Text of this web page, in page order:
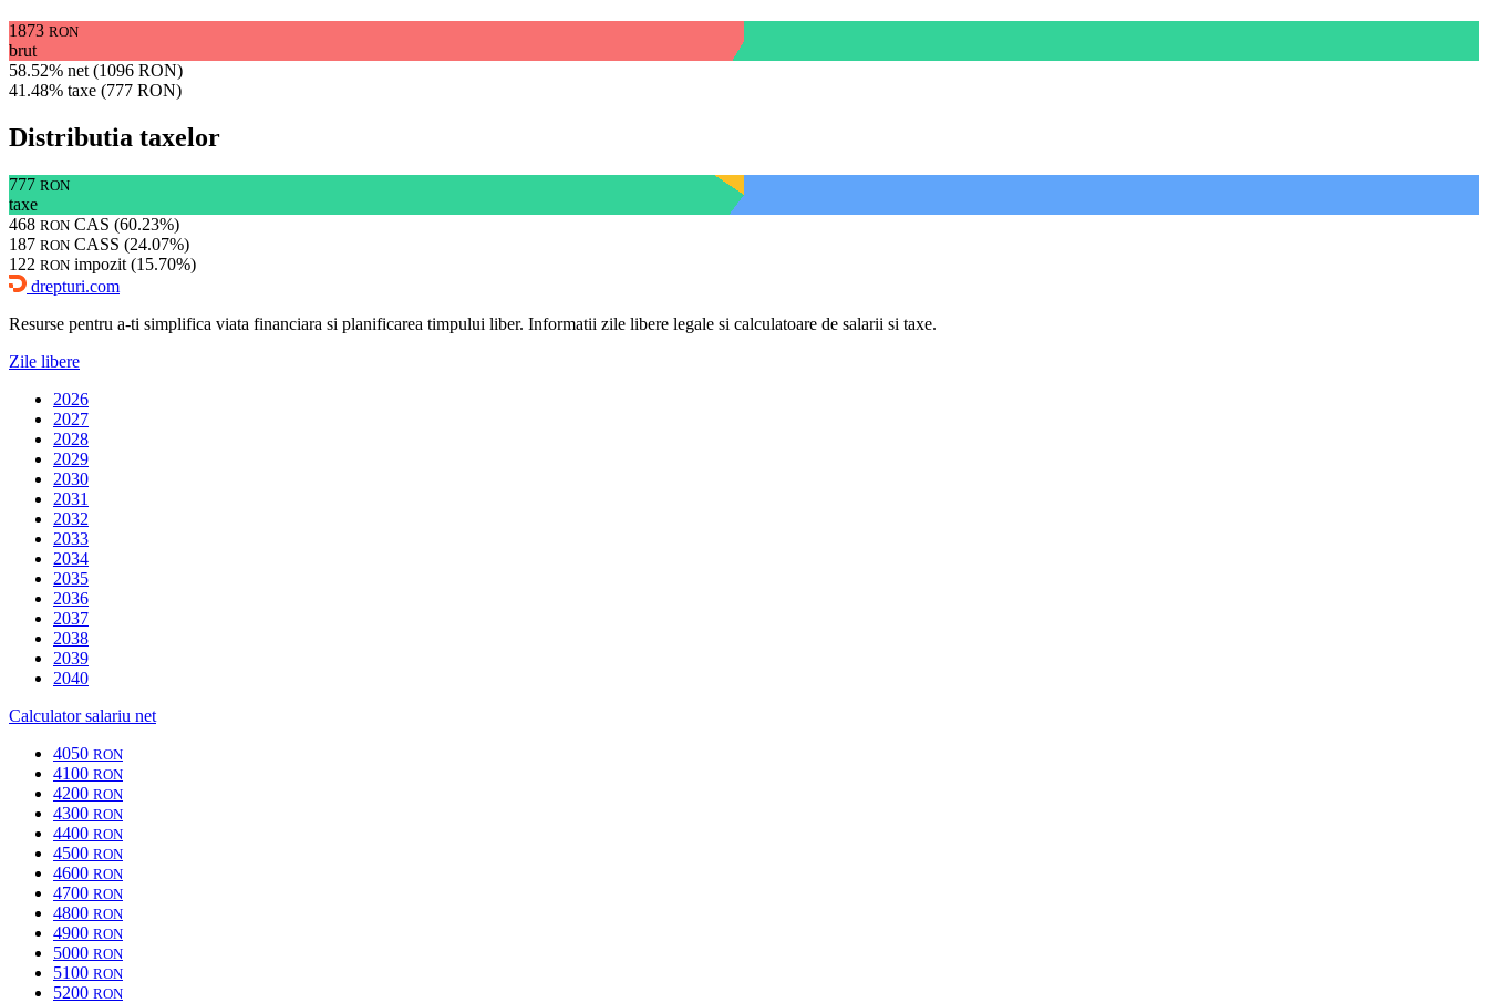
1873 RON
brut
58.52% net (1096 RON)
41.48% taxe (777 RON)
Distributia taxelor
777 RON
taxe
468 RON CAS (60.23%)
187 RON CASS (24.07%)
122 RON impozit (15.70%)
drepturi.com
Resurse pentru a-ti simplifica viata financiara si planificarea timpului liber. Informatii zile libere legale si calculatoare de salarii si taxe.
Zile libere
2026
2027
2028
2029
2030
2031
2032
2033
2034
2035
2036
2037
2038
2039
2040
Calculator salariu net
4050 RON
4100 RON
4200 RON
4300 RON
4400 RON
4500 RON
4600 RON
4700 RON
4800 RON
4900 RON
5000 RON
5100 RON
5200 RON